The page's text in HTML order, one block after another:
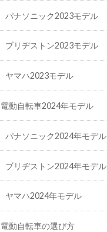
パナソニック2023モデル
ブリヂストン2023モデル
ヤマハ2023モデル
電動自転車2024年モデル
パナソニック2024年モデル
ブリヂストン2024年モデル
ヤマハ2024年モデル
電動自転車の選び方